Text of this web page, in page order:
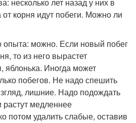
несколько лет назад у них в
корня идут побеги. Можно ли
опыта: можно. Если новый побег
то из него вырастет
яблонька. Иногда может
побегов. Не надо спешить
лишние. Надо подождать
растут медленнее
потом удалить слабые, оставив